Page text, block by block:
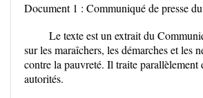
Document 1 : Communiqué de presse
Le texte est un extrait du
sur les maraîchers, les démarches et les
contre la pauvreté. Il traite parallèlement
autorités.